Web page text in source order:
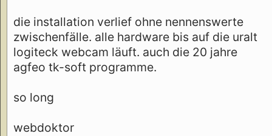
die installation verlief ohne nennenswerte
zwischenfälle. alle hardware bis auf die uralt
logiteck webcam läuft. auch die 20 jahre
agfeo tk-soft programme.
so long
webdoktor